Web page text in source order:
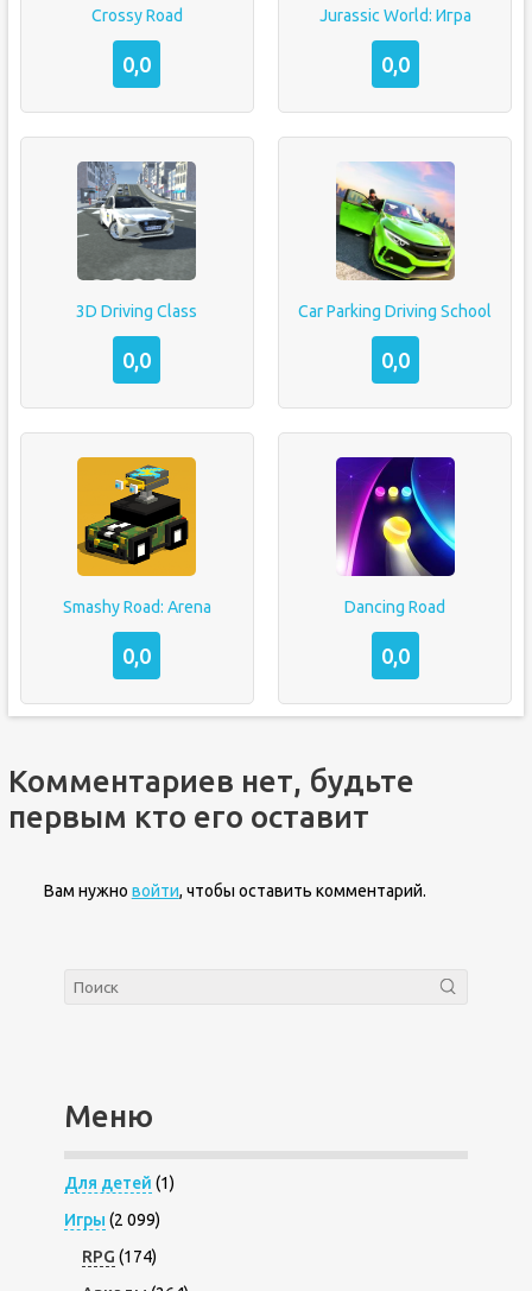
Crossy Road
0,0
Jurassic World: Игра
0,0
3D Driving Class
0,0
Car Parking Driving School
0,0
Smashy Road: Arena
0,0
Dancing Road
0,0
Комментариев нет, будьте
первым кто его оставит
Вам нужно войти, чтобы оставить комментарий.
Меню
Для детей (1)
Игры (2 099)
RPG (174)